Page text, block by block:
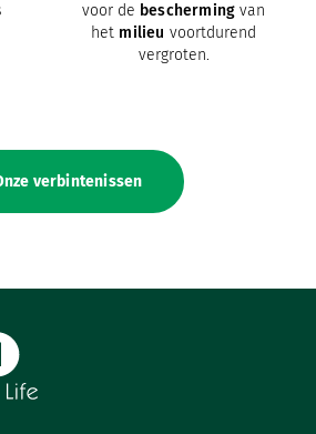
voor de bescherming van
het milieu voortdurend
vergroten.
verbintenissen